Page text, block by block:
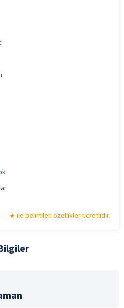
ile belirtilen özellikler ücretlidir.